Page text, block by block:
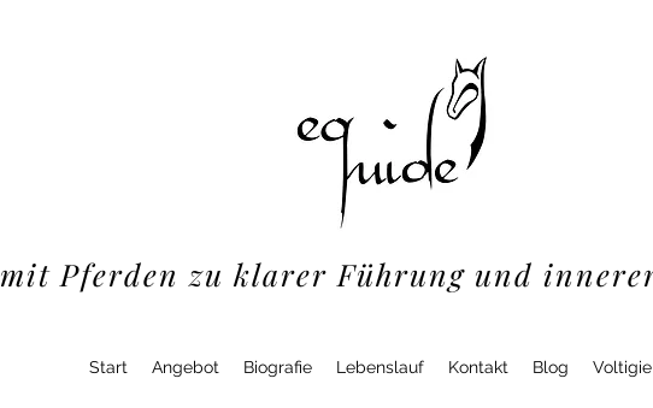
mit Pferden zu klarer Führung und
Start Angebot Biografie Lebenslauf Kontakt Blog